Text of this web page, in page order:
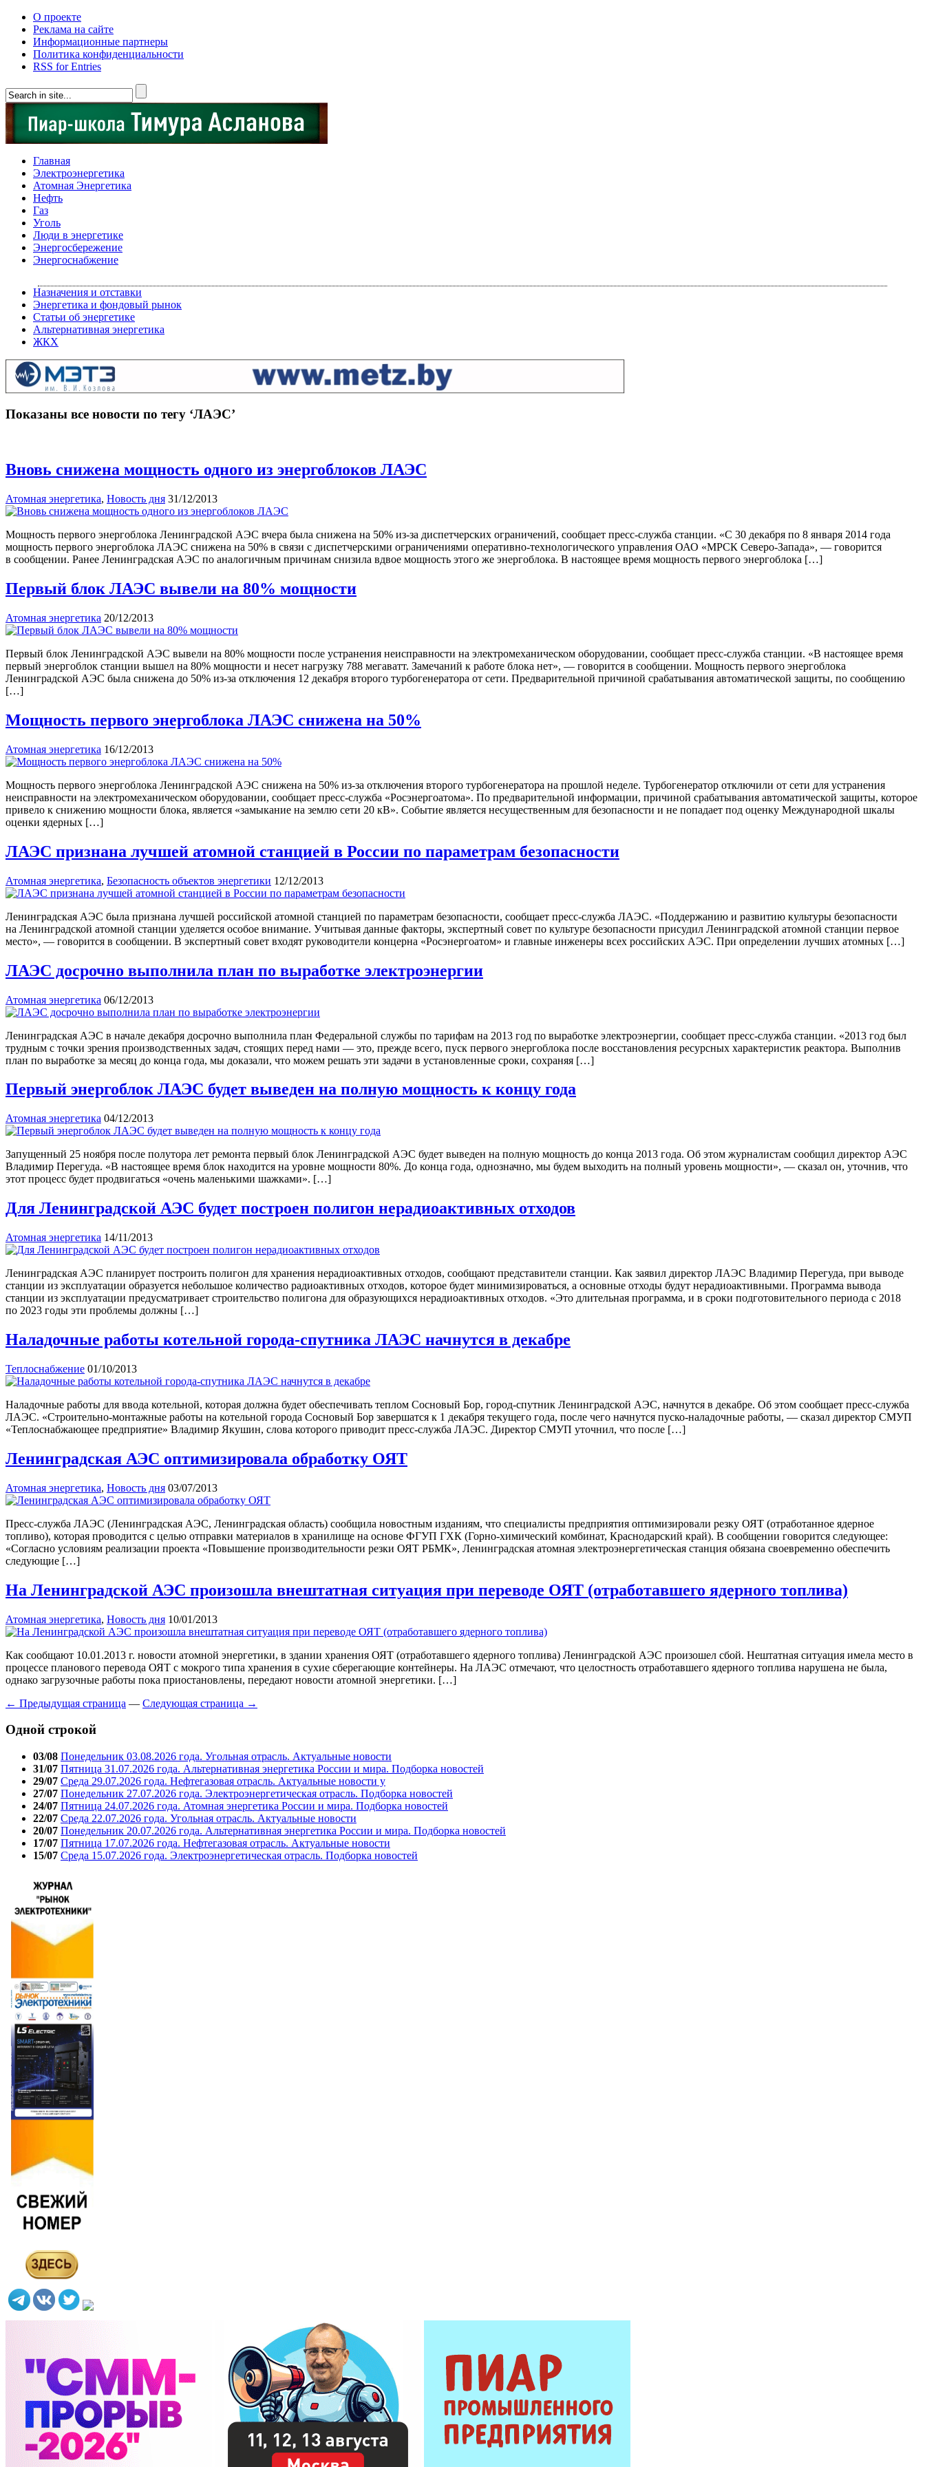
О проекте
Реклама на сайте
Информационные партнеры
Политика конфиденциальности
RSS for Entries
Главная
Электроэнергетика
Атомная Энергетика
Нефть
Газ
Уголь
Люди в энергетике
Энергосбережение
Энергоснабжение
Назначения и отставки
Энергетика и фондовый рынок
Статьи об энергетике
Альтернативная энергетика
ЖКХ
Показаны все новости по тегу ‘ЛАЭС’
Вновь снижена мощность одного из энергоблоков ЛАЭС
Атомная энергетика, Новость дня 31/12/2013
Мощность первого энергоблока Ленинградской АЭС вчера была снижена на 50% из-за диспетчерских ограничений, сообщает пресс-служба станции. «С 30 декабря по 8 января 2014 года
мощность первого энергоблока ЛАЭС снижена на 50% в связи с диспетчерскими ограничениями оперативно-технологического управления ОАО «МРСК Северо-Запада», — говорится
в сообщении. Ранее Ленинградская АЭС по аналогичным причинам снизила вдвое мощность этого же энергоблока. В настоящее время мощность первого энергоблока […]
Первый блок ЛАЭС вывели на 80% мощности
Атомная энергетика 20/12/2013
Первый блок Ленинградской АЭС вывели на 80% мощности после устранения неисправности на электромеханическом оборудовании, сообщает пресс-служба станции. «В настоящее время
первый энергоблок станции вышел на 80% мощности и несет нагрузку 788 мегаватт. Замечаний к работе блока нет», — говорится в сообщении. Мощность первого энергоблока
Ленинградской АЭС была снижена до 50% из-за отключения 12 декабря второго турбогенератора от сети. Предварительной причиной срабатывания автоматической защиты, по сообщению
[…]
Мощность первого энергоблока ЛАЭС снижена на 50%
Атомная энергетика 16/12/2013
Мощность первого энергоблока Ленинградской АЭС снижена на 50% из-за отключения второго турбогенератора на прошлой неделе. Турбогенератор отключили от сети для устранения
неисправности на электромеханическом оборудовании, сообщает пресс-служба «Росэнергоатома». По предварительной информации, причиной срабатывания автоматической защиты, которое
привело к снижению мощности блока, является «замыкание на землю сети 20 кВ». Событие является несущественным для безопасности и не попадает под оценку Международной шкалы
оценки ядерных […]
ЛАЭС признана лучшей атомной станцией в России по параметрам безопасности
Атомная энергетика, Безопасность объектов энергетики 12/12/2013
Ленинградская АЭС была признана лучшей российской атомной станцией по параметрам безопасности, сообщает пресс-служба ЛАЭС. «Поддержанию и развитию культуры безопасности
на Ленинградской атомной станции уделяется особое внимание. Учитывая данные факторы, экспертный совет по культуре безопасности присудил Ленинградской атомной станции первое
место», — говорится в сообщении. В экспертный совет входят руководители концерна «Росэнергоатом» и главные инженеры всех российских АЭС. При определении лучших атомных […]
ЛАЭС досрочно выполнила план по выработке электроэнергии
Атомная энергетика 06/12/2013
Ленинградская АЭС в начале декабря досрочно выполнила план Федеральной службы по тарифам на 2013 год по выработке электроэнергии, сообщает пресс-служба станции. «2013 год был
трудным с точки зрения производственных задач, стоящих перед нами — это, прежде всего, пуск первого энергоблока после восстановления ресурсных характеристик реактора. Выполнив
план по выработке за месяц до конца года, мы доказали, что можем решать эти задачи в установленные сроки, сохраняя […]
Первый энергоблок ЛАЭС будет выведен на полную мощность к концу года
Атомная энергетика 04/12/2013
Запущенный 25 ноября после полутора лет ремонта первый блок Ленинградской АЭС будет выведен на полную мощность до конца 2013 года. Об этом журналистам сообщил директор АЭС
Владимир Перегуда. «В настоящее время блок находится на уровне мощности 80%. До конца года, однозначно, мы будем выходить на полный уровень мощности», — сказал он, уточнив, что
этот процесс будет продвигаться «очень маленькими шажками». […]
Для Ленинградской АЭС будет построен полигон нерадиоактивных отходов
Атомная энергетика 14/11/2013
Ленинградская АЭС планирует построить полигон для хранения нерадиоактивных отходов, сообщают представители станции. Как заявил директор ЛАЭС Владимир Перегуда, при выводе
станции из эксплуатации образуется небольшое количество радиоактивных отходов, которое будет минимизироваться, а основные отходы будут нерадиоактивными. Программа вывода
станции из эксплуатации предусматривает строительство полигона для образующихся нерадиоактивных отходов. «Это длительная программа, и в сроки подготовительного периода с 2018
по 2023 годы эти проблемы должны […]
Наладочные работы котельной города-спутника ЛАЭС начнутся в декабре
Теплоснабжение 01/10/2013
Наладочные работы для ввода котельной, которая должна будет обеспечивать теплом Сосновый Бор, город-спутник Ленинградской АЭС, начнутся в декабре. Об этом сообщает пресс-служба
ЛАЭС. «Строительно-монтажные работы на котельной города Сосновый Бор завершатся к 1 декабря текущего года, после чего начнутся пуско-наладочные работы, — сказал директор СМУП
«Теплоснабжающее предприятие» Владимир Якушин, слова которого приводит пресс-служба ЛАЭС. Директор СМУП уточнил, что после […]
Ленинградская АЭС оптимизировала обработку ОЯТ
Атомная энергетика, Новость дня 03/07/2013
Пресс-служба ЛАЭС (Ленинградская АЭС, Ленинградская область) сообщила новостным изданиям, что специалисты предприятия оптимизировали резку ОЯТ (отработанное ядерное
топливо), которая проводится с целью отправки материалов в хранилище на основе ФГУП ГХК (Горно-химический комбинат, Краснодарский край). В сообщении говорится следующее:
«Согласно условиям реализации проекта «Повышение производительности резки ОЯТ РБМК», Ленинградская атомная электроэнергетическая станция обязана своевременно обеспечить
следующие […]
На Ленинградской АЭС произошла внештатная ситуация при переводе ОЯТ (отработавшего ядерного топлива)
Атомная энергетика, Новость дня 10/01/2013
Как сообщают 10.01.2013 г. новости атомной энергетики, в здании хранения ОЯТ (отработавшего ядерного топлива) Ленинградской АЭС произошел сбой. Нештатная ситуация имела место в
процессе планового перевода ОЯТ с мокрого типа хранения в сухие сберегающие контейнеры. На ЛАЭС отмечают, что целостность отработавшего ядерного топлива нарушена не была,
однако загрузочные работы пока приостановлены, передают новости атомной энергетики. […]
← Предыдущая страница — Следующая страница →
Одной строкой
03/08 Понедельник 03.08.2026 года. Угольная отрасль. Актуальные новости
31/07 Пятница 31.07.2026 года. Альтернативная энергетика России и мира. Подборка новостей
29/07 Среда 29.07.2026 года. Нефтегазовая отрасль. Актуальные новости у
27/07 Понедельник 27.07.2026 года. Электроэнергетическая отрасль. Подборка новостей
24/07 Пятница 24.07.2026 года. Атомная энергетика России и мира. Подборка новостей
22/07 Среда 22.07.2026 года. Угольная отрасль. Актуальные новости
20/07 Понедельник 20.07.2026 года. Альтернативная энергетика России и мира. Подборка новостей
17/07 Пятница 17.07.2026 года. Нефтегазовая отрасль. Актуальные новости
15/07 Среда 15.07.2026 года. Электроэнергетическая отрасль. Подборка новостей